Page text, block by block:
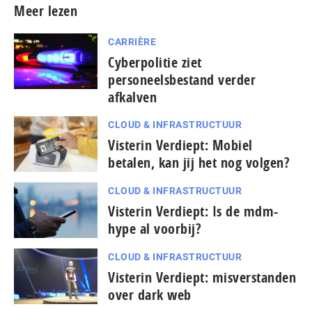
Meer lezen
CARRIÈRE
Cyberpolitie ziet
personeelsbestand verder
afkalven
CLOUD & INFRASTRUCTUUR
Visterin Verdiept: Mobiel
betalen, kan jij het nog volgen?
CLOUD & INFRASTRUCTUUR
Visterin Verdiept: Is de mdm-
hype al voorbij?
CLOUD & INFRASTRUCTUUR
Visterin Verdiept: misverstanden
over dark web